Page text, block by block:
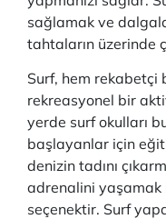
sağlamak ve
tahtaların üzerinde
Surf, hem rekabetçi
rekreasyonel bir
yerde surf okulları
başlayanlar için
denizin tadını
adrenalini yaşamak
seçenektir. Surf